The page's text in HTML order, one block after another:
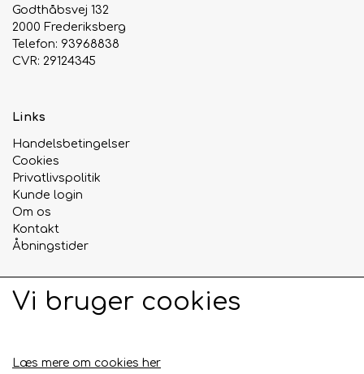
Godthåbsvej 132
2000 Frederiksberg
Telefon: 93968838
CVR: 29124345
Links
Handelsbetingelser
Cookies
Privatlivspolitik
Kunde login
Om os
Kontakt
Åbningstider
Sociale medier
Vi bruger cookies
Læs mere om cookies her